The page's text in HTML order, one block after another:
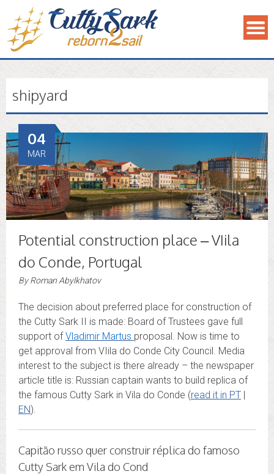
shipyard
Potential construction place – VIila
do Conde, Portugal
04
MAR
ByRoman Abylkhatov
The decision about preferred place for construction of
the Cutty Sark II is made: Board of Trustees gave full
support ofVladimir Martus proposal. Now is time to
get approval from VIila do Conde City Council. Media
interest to the subject is there already – the newspaper
article title is: Russian captain wants to build replica of
the famous Cutty Sark in Vila do Conde (read it in PT |
EN).
Capitão russo quer construir réplica do famoso
Cutty Sark em Vila do Cond